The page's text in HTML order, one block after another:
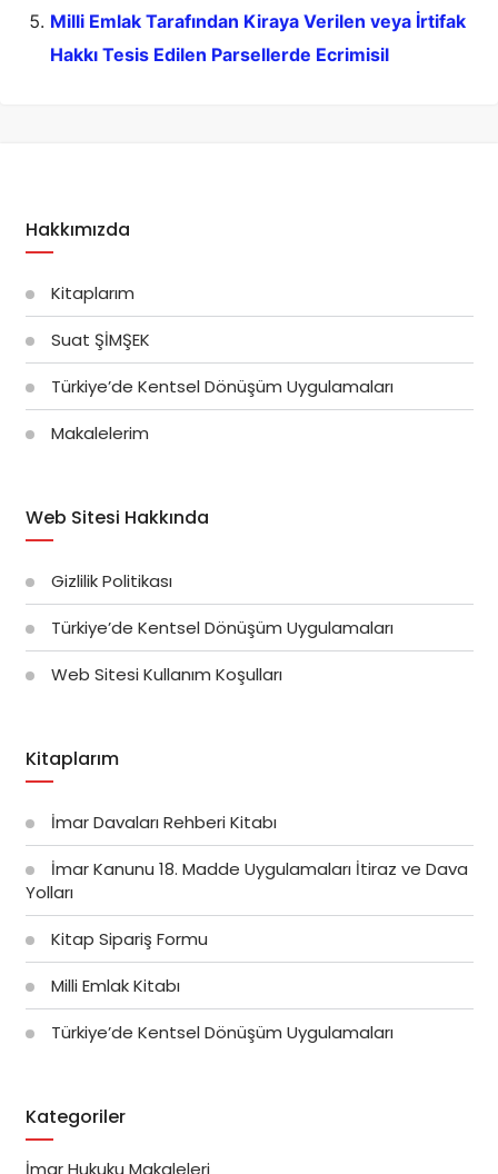
Milli Emlak Tarafından Kiraya Verilen veya İrtifak
Hakkı Tesis Edilen Parsellerde Ecrimisil
Hakkımızda
Kitaplarım
Suat ŞİMŞEK
Türkiye’de Kentsel Dönüşüm Uygulamaları
Makalelerim
Web Sitesi Hakkında
Gizlilik Politikası
Türkiye’de Kentsel Dönüşüm Uygulamaları
Web Sitesi Kullanım Koşulları
Kitaplarım
İmar Davaları Rehberi Kitabı
İmar Kanunu 18. Madde Uygulamaları İtiraz ve Dava
Yolları
Kitap Sipariş Formu
Milli Emlak Kitabı
Türkiye’de Kentsel Dönüşüm Uygulamaları
Kategoriler
İmar Hukuku Makaleleri